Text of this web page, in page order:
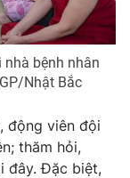
bệnh nhân
Nhật Bắc
động viên đội
thăm hỏi,
đây. Đặc biệt,